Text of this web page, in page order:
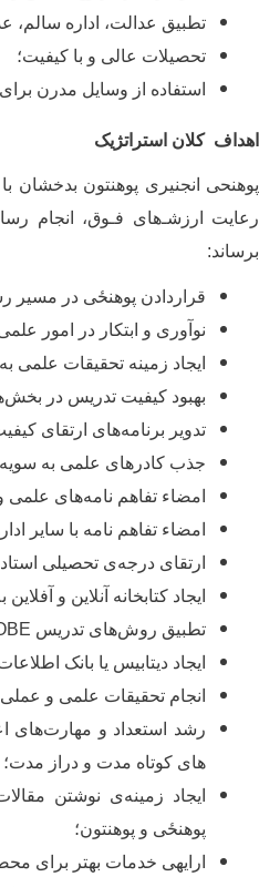
تطبیق عدالت، اداره سالم،
تحصیلات عالی و با کیفیت؛
استفاده از وسایل مدرن
اهداف کلان استراتژیک
پوهنحی انجنیری پوهنتون بدخشان
رعایت ارزشـ‌های فـوق، انجام
برساند:
قراردادن پوهنځی در مسیر
نوآوری و ابتکار در امور
ایجاد زمینه تحقیقات علمی
بهبود کیفیت تدریس در
تدویر برنامه‌های ارتقای
جذب کادرهای علمی به سویه
امضاء تفاهم نامه‌های علمی
امضاء تفاهم نامه با سایر
ارتقای درجهی تحصیلی
ایجاد کتابخانه آنلاین و
تطبیق روش‌های تدریس
ایجاد دیتابیس یا بانک
انجام تحقیقات علمی و
رشد استعداد و مهارت‌های
های کوتاه مدت و دراز مدت؛
ایجاد زمینهی نوشتن
پوهنځی و پوهنتون؛
ارایه‏ی خدمات بهتر برای